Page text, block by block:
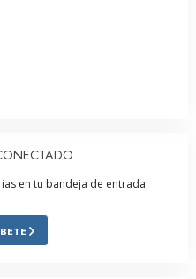
en tu bandeja de entrada.